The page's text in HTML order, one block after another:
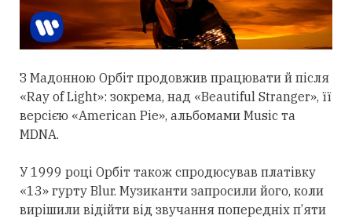
З Мадонною Орбіт продовжив працювати й після
«Ray of Light»: зокрема, над «Beautiful Stranger», її
версією «American Pie», альбомами Music та
MDNA.
У 1999 році Орбіт також спродюсував платівку
«13» гурту Blur. Музиканти запросили його, коли
вирішили відійти від звучання попередніх п’яти